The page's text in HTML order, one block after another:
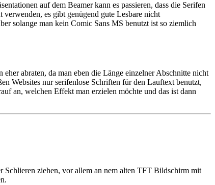
auf dem Beamer kann es passieren, dass die Serifen
es gibt genügend gute Lesbare nicht
solange man kein Comic Sans MS benutzt ist so ziemlich
abraten, da man eben die Länge einzelner Abschnitte nicht
Websites nur serifenlose Schriften für den Lauftext benutzt,
an, welchen Effekt man erzielen möchte und das ist dann
Schlieren ziehen, vor allem an nem alten TFT Bildschirm mit